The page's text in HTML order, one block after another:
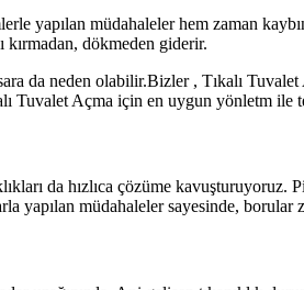
yapılan müdahaleler hem zaman
kırmadan, dökmeden giderir.
da neden olabilir.Bizler , Tıkalı
Açma için en uygun yönletm ile
da hızlıca çözüme kavuşturuyoruz.
yapılan müdahaleler sayesinde, borular